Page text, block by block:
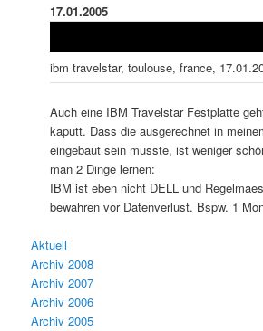
17.01.2005
ibm travelstar, toulouse, france,
Auch eine IBM Travelstar Festplatte
kaputt. Dass die ausgerechnet in
eingebaut sein musste, ist weniger
man 2 Dinge lernen:
IBM ist eben nicht DELL und
bewahren vor Datenverlust. Bspw. 1
Aktuell
Archiv 2008
Archiv 2007
Archiv 2006
Archiv 2005